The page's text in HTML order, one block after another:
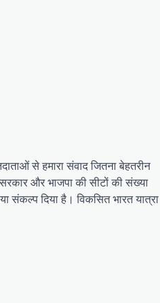
से हमारा संवाद जितना बेहतरीन
और भाजपा की सीटों की संख्या
संकल्प दिया है। विकसित भारत यात्रा